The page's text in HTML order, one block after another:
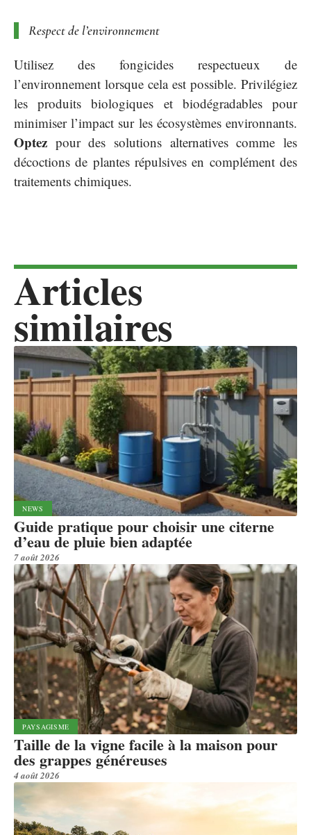
Respect de l’environnement
Utilisez des fongicides respectueux de
l’environnement lorsque cela est possible. Privilégiez
les produits biologiques et biodégradables pour
minimiser l’impact sur les écosystèmes environnants.
Optez pour des solutions alternatives comme les
décoctions de plantes répulsives en complément des
traitements chimiques.
Articles
similaires
NEWS
Guide pratique pour choisir une citerne
d’eau de pluie bien adaptée
7 août 2026
PAYSAGISME
Taille de la vigne facile à la maison pour
des grappes généreuses
4 août 2026